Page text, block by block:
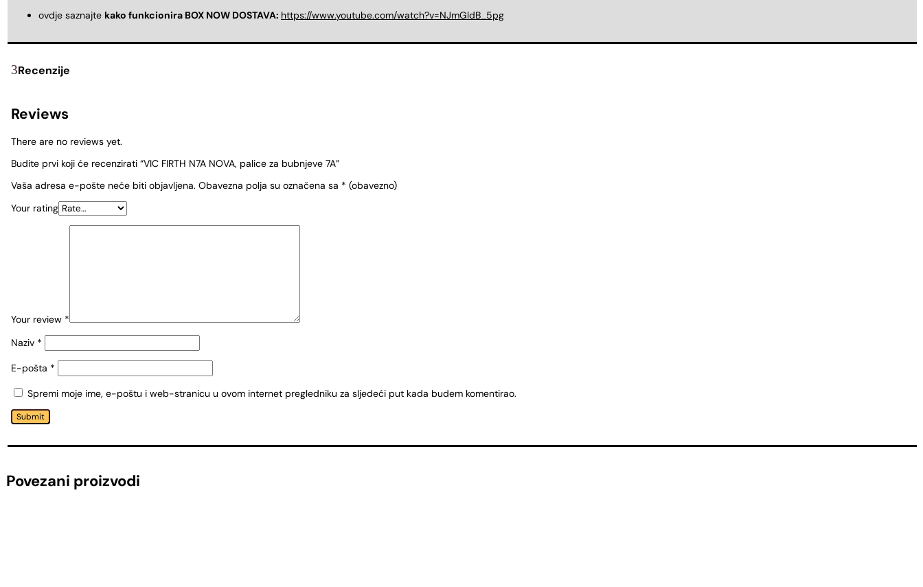
ovdje saznajte kako funkcionira BOX NOW DOSTAVA: https://www.youtube.com/watch?v=NJmGldB_5pg
Recenzije
Reviews
There are no reviews yet.
Budite prvi koji će recenzirati “VIC FIRTH N7A NOVA, palice za bubnjeve 7A”
Vaša adresa e-pošte neće biti objavljena. Obavezna polja su označena sa * (obavezno)
Your rating
Your review *
Naziv *
E-pošta *
Spremi moje ime, e-poštu i web-stranicu u ovom internet pregledniku za sljedeći put kada budem komentirao.
Submit
Povezani proizvodi